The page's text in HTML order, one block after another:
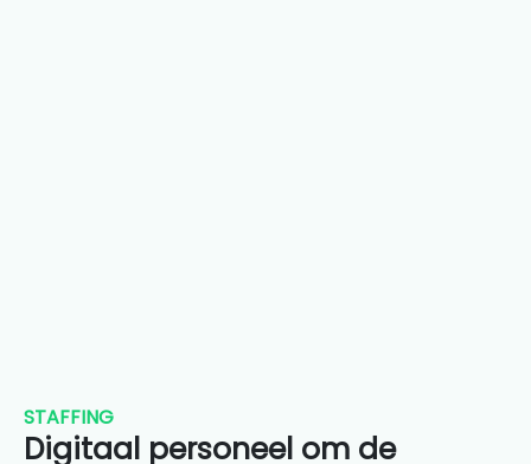
STAFFING
Digitaal personeel om de